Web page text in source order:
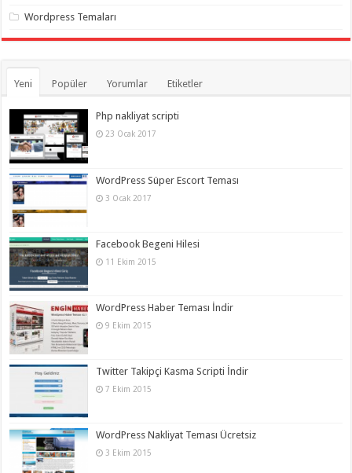
Wordpress Temaları
Yeni Popüler Yorumlar Etiketler
Php nakliyat scripti
23 Ocak 2017
WordPress Süper Escort Teması
3 Ocak 2017
Facebook Begeni Hilesi
11 Ekim 2015
WordPress Haber Teması İndir
9 Ekim 2015
Twitter Takipçi Kasma Scripti İndir
7 Ekim 2015
WordPress Nakliyat Teması Ücretsiz
3 Ekim 2015